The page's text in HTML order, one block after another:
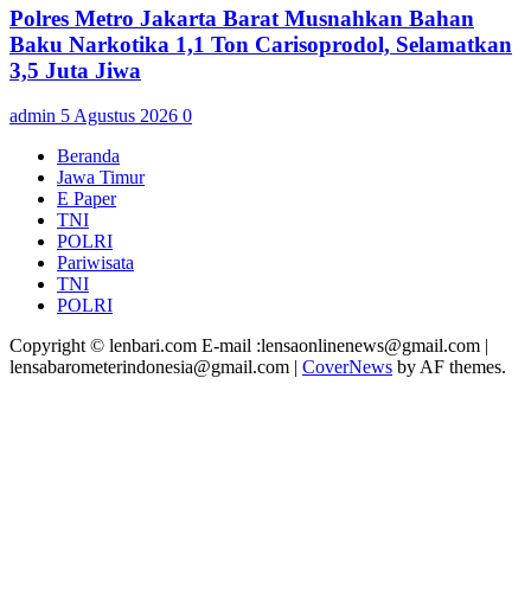
Polres Metro Jakarta Barat Musnahkan Bahan
Baku Narkotika 1,1 Ton Carisoprodol, Selamatkan
3,5 Juta Jiwa
admin 5 Agustus 2026 0
Beranda
Jawa Timur
E Paper
TNI
POLRI
Pariwisata
TNI
POLRI
Copyright © lenbari.com E-mail :lensaonlinenews@gmail.com |
lensabarometerindonesia@gmail.com | CoverNews by AF themes.